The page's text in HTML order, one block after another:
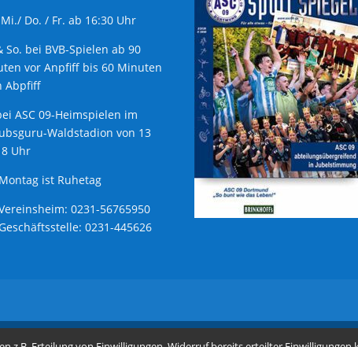
Do. / Fr. ab 16:30 Uhr
So. bei BVB-Spielen ab 90
vor Anpfiff bis 60 Minuten
Abpfiff
ASC 09-Heimspielen im
Waldstadion von 13
Uhr
ist Ruhetag
0231-56765950
0231-445626